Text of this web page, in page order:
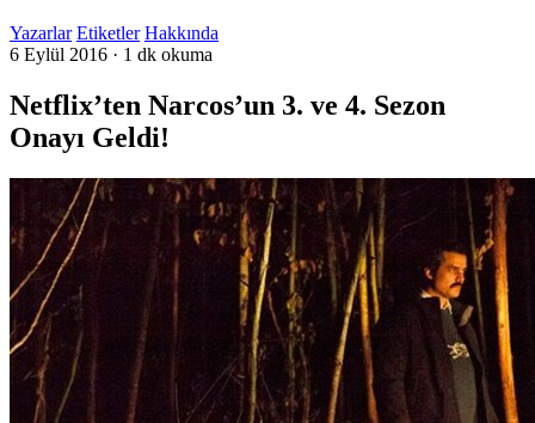
Yazarlar Etiketler Hakkında
6 Eylül 2016 · 1 dk okuma
Netflix’ten Narcos’un 3. ve 4. Sezon
Onayı Geldi!